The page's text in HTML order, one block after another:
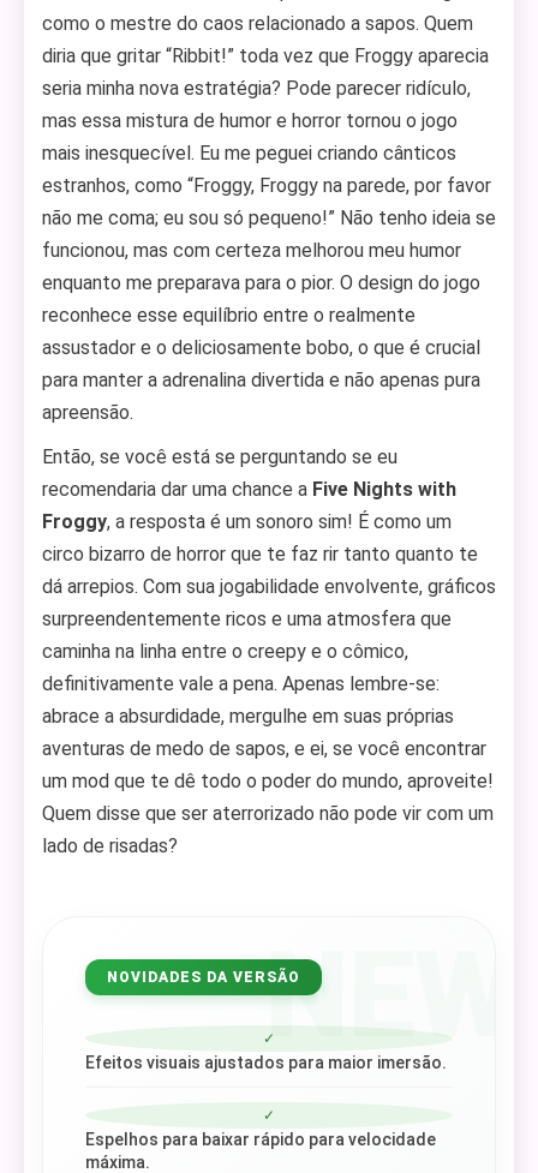
como o mestre do caos relacionado a sapos. Quem
diria que gritar “Ribbit!” toda vez que Froggy aparecia
seria minha nova estratégia? Pode parecer ridículo,
mas essa mistura de humor e horror tornou o jogo
mais inesquecível. Eu me peguei criando cânticos
estranhos, como “Froggy, Froggy na parede, por favor
não me coma; eu sou só pequeno!” Não tenho ideia se
funcionou, mas com certeza melhorou meu humor
enquanto me preparava para o pior. O design do jogo
reconhece esse equilíbrio entre o realmente
assustador e o deliciosamente bobo, o que é crucial
para manter a adrenalina divertida e não apenas pura
apreensão.
Então, se você está se perguntando se eu
recomendaria dar uma chance a Five Nights with
Froggy, a resposta é um sonoro sim! É como um
circo bizarro de horror que te faz rir tanto quanto te
dá arrepios. Com sua jogabilidade envolvente, gráficos
surpreendentemente ricos e uma atmosfera que
caminha na linha entre o creepy e o cômico,
definitivamente vale a pena. Apenas lembre-se:
abrace a absurdidade, mergulhe em suas próprias
aventuras de medo de sapos, e ei, se você encontrar
um mod que te dê todo o poder do mundo, aproveite!
Quem disse que ser aterrorizado não pode vir com um
lado de risadas?
NEW
NOVIDADES DA VERSÃO
✓
Efeitos visuais ajustados para maior imersão.
✓
Espelhos para baixar rápido para velocidade
máxima.